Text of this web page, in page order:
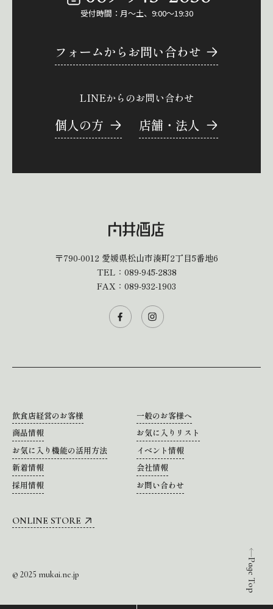
Page Top
受付時間：月～土、9:00～19:30
フォームからお問い合わせ
LINEからのお問い合わせ
個人の方 店舗・法人
〒790-0012 愛媛県松山市湊町2丁目5番地6
TEL： 089-945-2838
FAX：089-932-1903
飲食店経営のお客様
一般のお客様へ
商品情報
お気に入りリスト
お気に入り機能の活用方法
イベント情報
新着情報
会社情報
採用情報
お問い合わせ
ONLINE STORE
© 2025 mukai.ne.jp